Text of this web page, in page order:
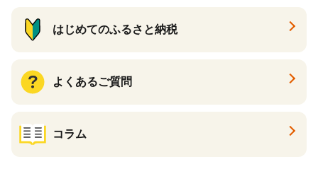
はじめてのふるさと納税
よくあるご質問
コラム